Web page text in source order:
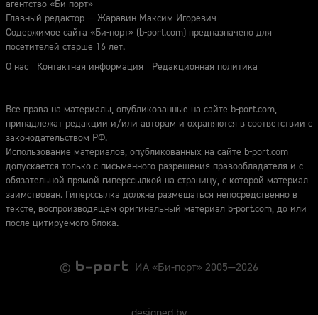
агентство «Би-порт»
Главный редактор — Жаравин Максим Игоревич
Содержимое сайта «Би-порт» (b-port.com) предназначено для
посетителей старше 16 лет.
О нас
Контактная информация Редакционная политика
Все права на материалы, опубликованные на сайте b-port.com,
принадлежат редакции и/или авторам и охраняются в соответствии с
законодательством РФ.
Использование материалов, опубликованных на сайте b-port.com
допускается только с письменного разрешения правообладателя и с
обязательной прямой гиперссылкой на страницу, с которой материал
заимствован. Гиперссылка должна размещаться непосредственно в
тексте, воспроизводящем оригинальный материал b-port.com, до или
после цитируемого блока.
© ИА «Би-порт» 2005—2026